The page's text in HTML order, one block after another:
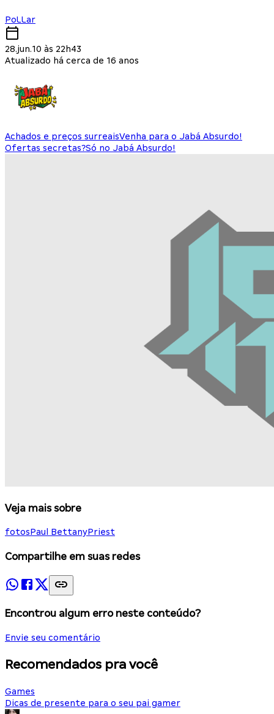
PoLLar
28.jun.10 às 22h43
Atualizado há cerca de 16 anos
Achados e preços surreaisVenha para o Jabá Absurdo!
Ofertas secretas?Só no Jabá Absurdo!
Veja mais sobre
fotosPaul BettanyPriest
Compartilhe em suas redes
Encontrou algum erro neste conteúdo?
Envie seu comentário
Recomendados pra você
Games
Dicas de presente para o seu pai gamer